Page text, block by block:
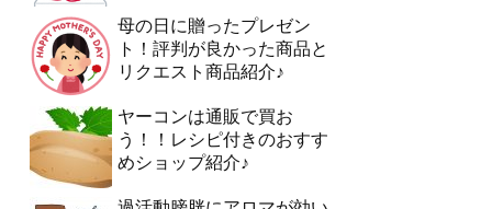
母の日に贈ったプレゼン
ト！評判が良かった商品と
リクエスト商品紹介♪
ヤーコンは通販で買お
う！！レシピ付きのおすす
めショップ紹介♪